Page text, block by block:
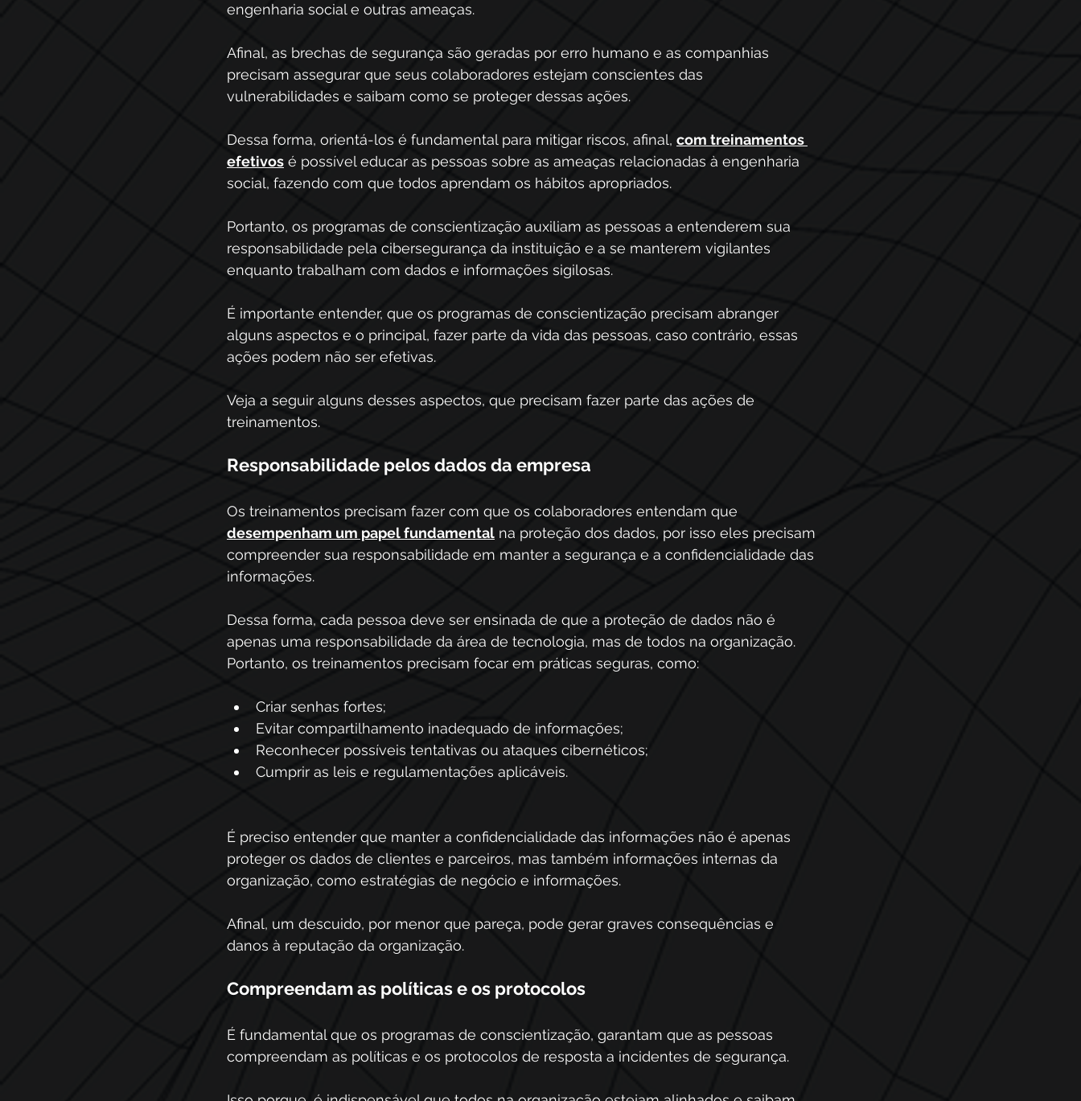
engenharia social e outras ameaças.
Afinal, as brechas de segurança são geradas por erro humano e as companhias
precisam assegurar que seus colaboradores estejam conscientes das
vulnerabilidades e saibam como se proteger dessas ações.
Dessa forma, orientá-los é fundamental para mitigar riscos, afinal, com treinamentos
efetivos é possível educar as pessoas sobre as ameaças relacionadas à engenharia
social, fazendo com que todos aprendam os hábitos apropriados.
Portanto, os programas de conscientização auxiliam as pessoas a entenderem sua
responsabilidade pela cibersegurança da instituição e a se manterem vigilantes
enquanto trabalham com dados e informações sigilosas.
É importante entender, que os programas de conscientização precisam abranger
alguns aspectos e o principal, fazer parte da vida das pessoas, caso contrário, essas
ações podem não ser efetivas.
Veja a seguir alguns desses aspectos, que precisam fazer parte das ações de
treinamentos.
Responsabilidade pelos dados da empresa
Os treinamentos precisam fazer com que os colaboradores entendam que
desempenham um papel fundamental na proteção dos dados, por isso eles precisam
compreender sua responsabilidade em manter a segurança e a confidencialidade das
informações.
Dessa forma, cada pessoa deve ser ensinada de que a proteção de dados não é
apenas uma responsabilidade da área de tecnologia, mas de todos na organização.
Portanto, os treinamentos precisam focar em práticas seguras, como:
Criar senhas fortes;
Evitar compartilhamento inadequado de informações;
Reconhecer possíveis tentativas ou ataques cibernéticos;
Cumprir as leis e regulamentações aplicáveis.
É preciso entender que manter a confidencialidade das informações não é apenas
proteger os dados de clientes e parceiros, mas também informações internas da
organização, como estratégias de negócio e informações.
Afinal, um descuido, por menor que pareça, pode gerar graves consequências e
danos à reputação da organização.
Compreendam as políticas e os protocolos
É fundamental que os programas de conscientização, garantam que as pessoas
compreendam as políticas e os protocolos de resposta a incidentes de segurança.